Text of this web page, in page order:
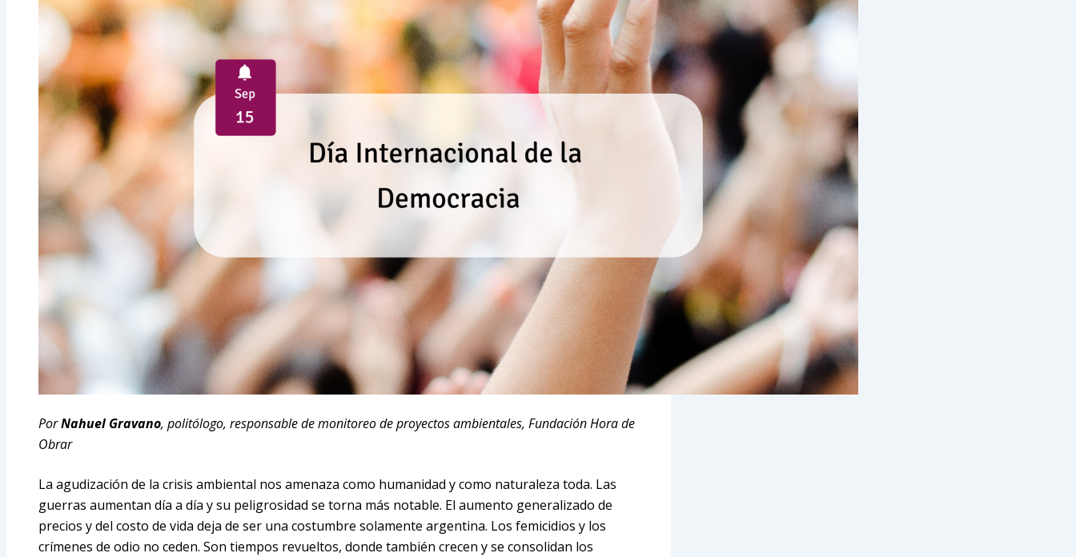
PorNahuel Gravano, politólogo, responsable de monitoreo de proyectos ambientales, Fundación Hora de
Obrar
La agudización de la crisis ambiental nos amenaza como humanidad y como naturaleza toda. Las
guerras aumentan día a día y su peligrosidad se torna más notable. El aumento generalizado de
precios y del costo de vida deja de ser una costumbre solamente argentina. Los femicidios y los
crímenes de odio no ceden. Son tiempos revueltos, donde también crecen y se consolidan los